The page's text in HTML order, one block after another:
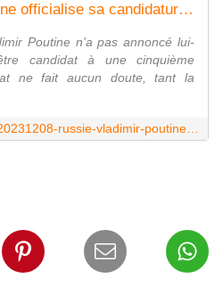
Russie: Vladimir Poutine officialise sa candidature à l'élection présidentielle de mars 2024
Poutine n'a pas annoncé lui-
candidat à une cinquième
ne fait aucun doute, tant la